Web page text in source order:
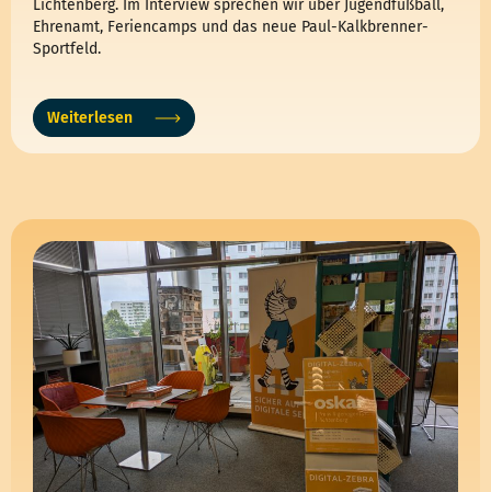
Lichtenberg. Im Interview sprechen wir über Jugendfußball,
Ehrenamt, Feriencamps und das neue Paul-Kalkbrenner-
Sportfeld.
Weiterlesen